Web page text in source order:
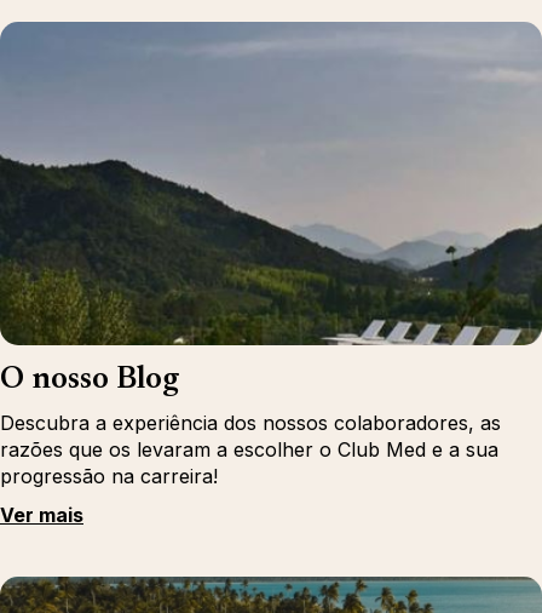
O nosso Blog
Descubra a experiência dos nossos colaboradores, as
razões que os levaram a escolher o Club Med e a sua
progressão na carreira!
Ver mais